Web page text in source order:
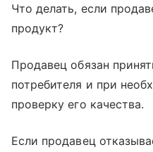
Что делать, если
продукт?
Продавец обязан
потребителя и при
проверку его качества.
Если продавец